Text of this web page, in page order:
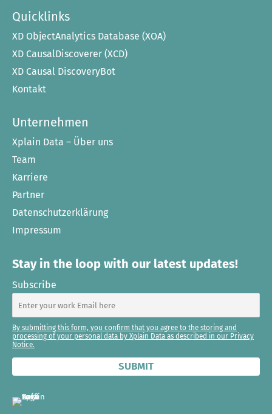
Quicklinks
XD ObjectAnalytics Database (XOA)
XD CausalDiscoverer (XCD)
XD Causal DiscoveryBot
Kontakt
Unternehmen
Xplain Data – Über uns
Team
Karriere
Partner
Datenschutzerklärung
Impressum
Stay in the loop with our latest updates!
Subscribe
By submitting this form, you confirm that you agree to the storing and
processing of your personal data by Xplain Data as described in our Privacy
Notice.